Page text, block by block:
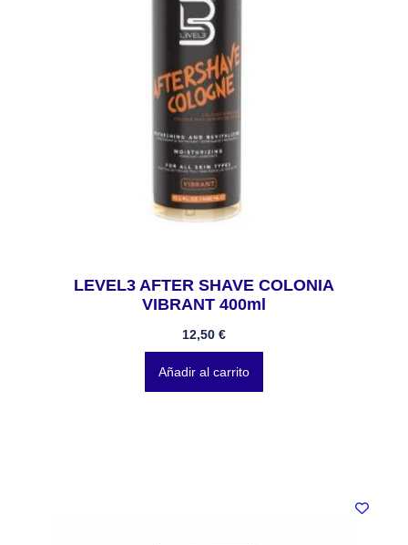
LEVEL3 AFTER SHAVE COLONIA
VIBRANT 400ml
12,50 €
Añadir al carrito